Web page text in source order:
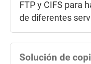
FTP y CIFS para
de diferentes
Solución de
nube